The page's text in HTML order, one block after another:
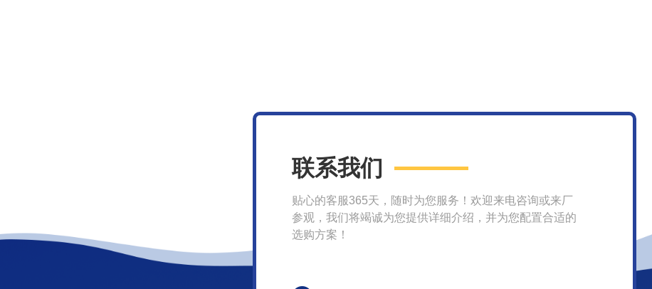
联系我们
贴心的客服365天，随时为您服务！欢迎来电咨询或来厂
参观，我们将竭诚为您提供详细介绍，并为您配置合适的
选购方案！